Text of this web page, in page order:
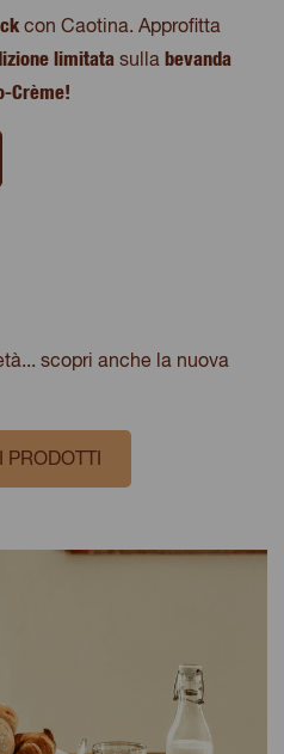
con Caotina. Approfitta
limitata sulla bevanda
Crème!
scopri anche la nuova